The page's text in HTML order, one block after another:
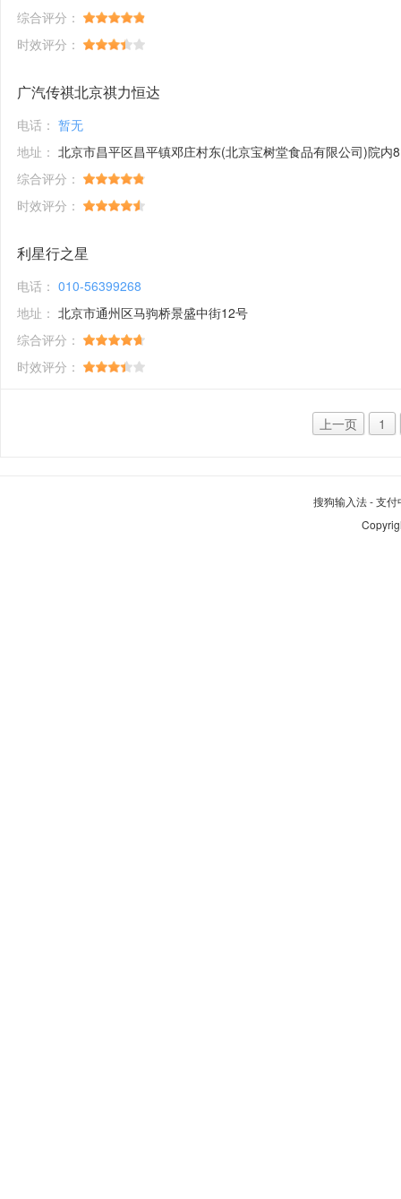
综合评分：
时效评分：
广汽传祺北京祺力恒达
电话： 暂无
地址： 北京市昌平区昌平镇邓庄村东(北京宝树堂食品有限公司)院内8幢17幢
综合评分：
时效评分：
利星行之星
电话： 010-56399268
地址： 北京市通州区马驹桥景盛中街12号
综合评分：
时效评分：
上一页 1
搜狗输入法-支付